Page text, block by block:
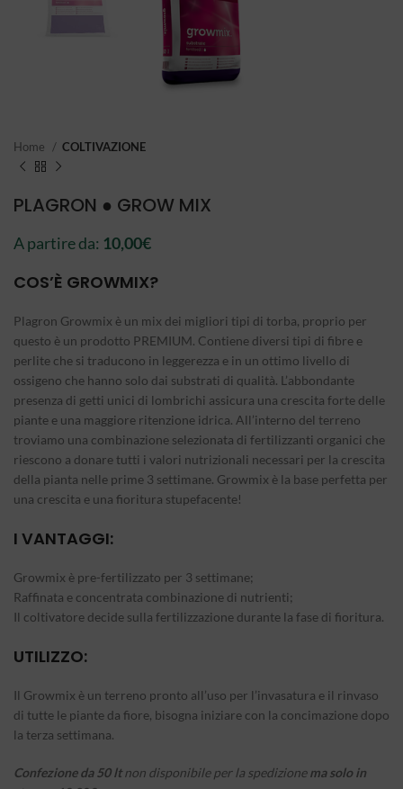
Home COLTIVAZIONE
PLAGRON ● GROW MIX
A partire da: 10,00€
COS’È GROWMIX?
Plagron Growmix è un mix dei migliori tipi di torba, proprio per
questo è un prodotto PREMIUM. Contiene diversi tipi di fibre e
perlite che si traducono in leggerezza e in un ottimo livello di
ossigeno che hanno solo dai substrati di qualità. L’abbondante
presenza di getti unici di lombrichi assicura una crescita forte delle
piante e una maggiore ritenzione idrica. All’interno del terreno
troviamo una combinazione selezionata di fertilizzanti organici che
riescono a donare tutti i valori nutrizionali necessari per la crescita
della pianta nelle prime 3 settimane. Growmix è la base perfetta per
una crescita e una fioritura stupefacente!
I VANTAGGI:
Growmix è pre-fertilizzato per 3 settimane;
Raffinata e concentrata combinazione di nutrienti;
Il coltivatore decide sulla fertilizzazione durante la fase di fioritura.
UTILIZZO:
Il Growmix è un terreno pronto all’uso per l’invasatura e il rinvaso
di tutte le piante da fiore, bisogna iniziare con la concimazione dopo
la terza settimana.
Confezione da 50 ltnon disponibile per la spedizionema solo in